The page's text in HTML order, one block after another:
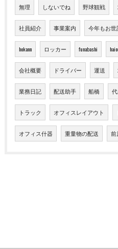
無理 しないでね 野球観戦
社員紹介 事業案内 今年もお世
hokann ロッカー funabashi
会社概要 ドライバー 運送
業務日記 配送助手 船橋
トラック オフィスレイアウト
オフィス什器 重量物の配送 前